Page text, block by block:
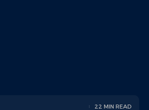
22 MIN READ